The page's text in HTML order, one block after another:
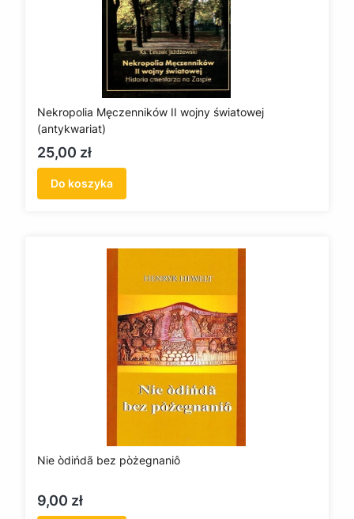
Nekropolia Męczenników II wojny światowej
(antykwariat)
Cena
25,00 zł
Do koszyka
Nie òdińdã bez pòżegnaniô
Cena
9,00 zł